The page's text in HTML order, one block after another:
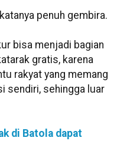
penuh gembira.
bisa menjadi bagian
gratis, karena
rakyat yang memang
sendiri, sehingga luar
di Batola dapat